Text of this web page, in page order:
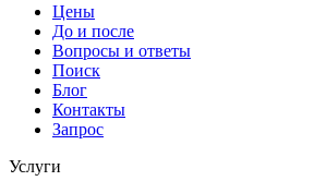
Цены
До и после
Вопросы и ответы
Поиск
Блог
Контакты
Запрос
Услуги